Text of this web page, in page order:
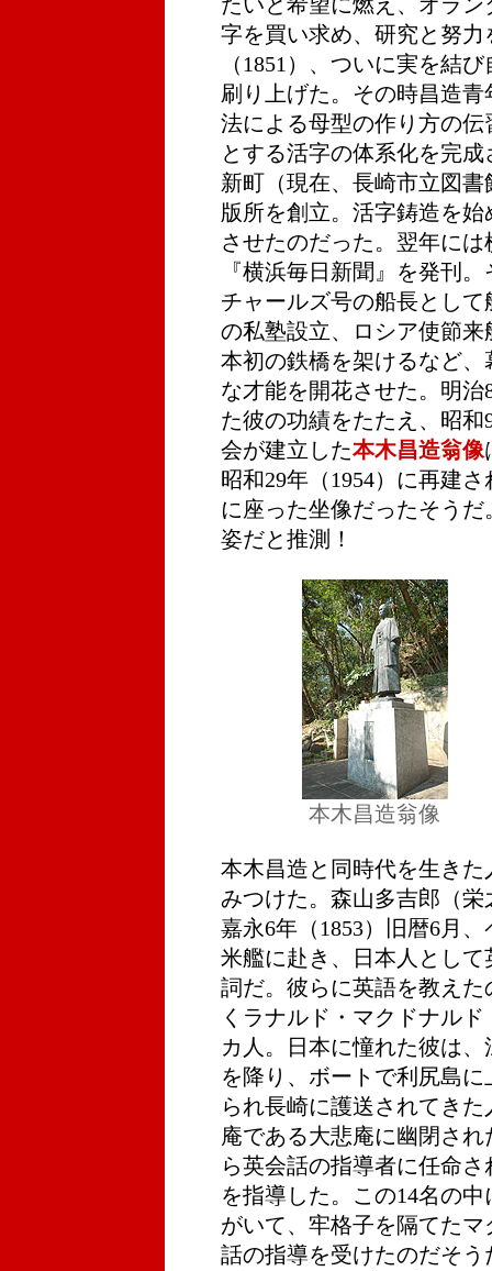
字を買い求め、研究と努
（1851）、ついに実を結
刷り上げた。その時昌造
法による母型の作り方の
とする活字の体系化を完
新町（現在、長崎市立図
版所を創立。活字鋳造を
させたのだった。翌年に
『横浜毎日新聞』を発刊
チャールズ号の船長とし
の私塾設立、ロシア使節
本初の鉄橋を架けるなど
な才能を開花させた。明治
た彼の功績をたたえ、昭
会が建立した本木昌造翁像
昭和29年（1954）に再建
に座った坐像だったそう
姿だと推測！
本木昌造翁像
本木昌造と同時代を生き
みつけた。森山多吉郎（
嘉永6年（1853）旧暦6月
米艦に赴き、日本人とし
詞だ。彼らに英語を教え
くラナルド・マクドナル
カ人。日本に憧れた彼は
を降り、ボートで利尻島
られ長崎に護送されてき
庵である大悲庵に幽閉さ
ら英会話の指導者に任命
を指導した。この14名の
がいて、牢格子を隔てた
話の指導を受けたのだそ